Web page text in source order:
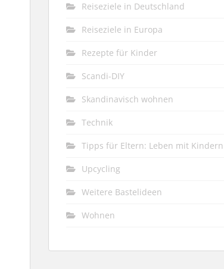
Reiseziele in Deutschland
Reiseziele in Europa
Rezepte für Kinder
Scandi-DIY
Skandinavisch wohnen
Technik
Tipps für Eltern: Leben mit Kindern
Upcycling
Weitere Bastelideen
Wohnen